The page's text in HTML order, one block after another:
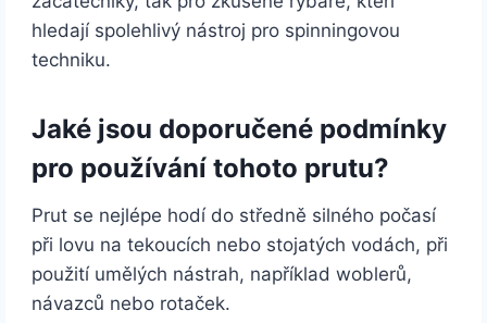
hledají spolehlivý nástroj pro spinningovou
techniku.
Jaké jsou doporučené podmínky
pro používání tohoto prutu?
Prut se nejlépe hodí do středně silného počasí
při lovu na tekoucích nebo stojatých vodách, při
použití umělých nástrah, například woblerů,
návazců nebo rotaček.